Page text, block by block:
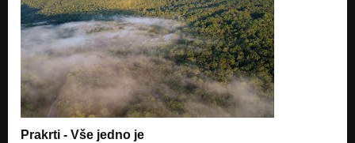
Prakrti - Vše jedno je